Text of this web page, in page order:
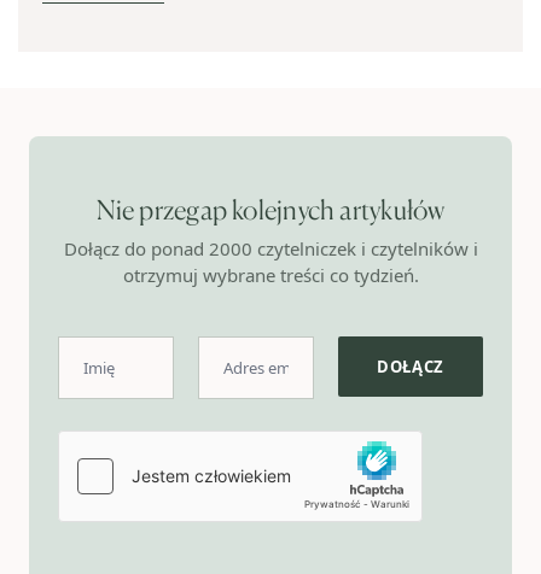
Nie przegap kolejnych artykułów
Dołącz do ponad 2000 czytelniczek i czytelników i
otrzymuj wybrane treści co tydzień.